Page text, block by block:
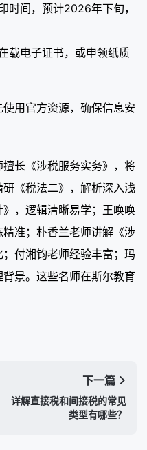
时间，预计2026年下旬，
载电子证书，或申领纸质
用官方资源，确保信息安
长《涉税服务实务》，将
《税法二》，解析深入浅
，逻辑清晰易学；王唤唤
准；朴香兰老师讲解《涉
付湘钧老师经验丰富；玛
景。这些名师在斯尔教育
下一篇
详解直接税和间接税的常见
类型有哪些？